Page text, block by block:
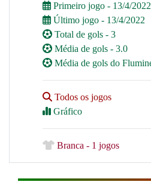
Primeiro jogo - 13/4/2022
Último jogo - 13/4/2022
Total de gols - 3
Média de gols - 3.0
Média de gols do
Todos os jogos
Gráfico
Branca - 1 jogos